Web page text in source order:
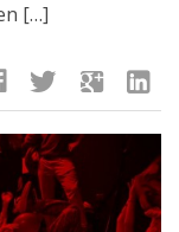
[…]
twitter google linkedin